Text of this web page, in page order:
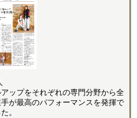
ップをそれぞれの専門分野から全
が最高のパフォーマンスを発揮で
。